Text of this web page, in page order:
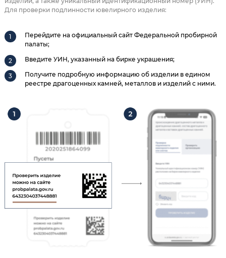
Для проверки подлинности ювелирного изделия:
Перейдите на официальный сайт Федеральной пробирной
палаты;
Введите УИН, указанный на бирке украшения;
Получите подробную информацию об изделии в едином
реестре драгоценных камней, металлов и изделий с ними.